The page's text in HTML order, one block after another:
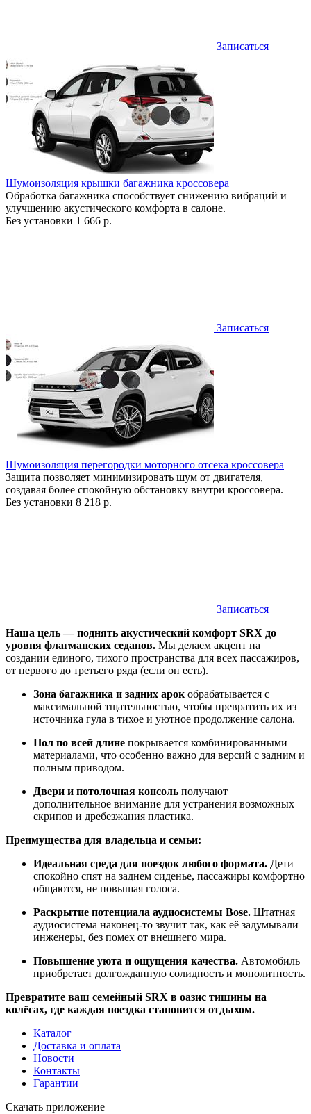
Записаться
Шумоизоляция крышки багажника кроссовера
Обработка багажника способствует снижению вибраций и
улучшению акустического комфорта в салоне.
Без установки 1 666 р.
Записаться
Шумоизоляция перегородки моторного отсека кроссовера
Защита позволяет минимизировать шум от двигателя,
создавая более спокойную обстановку внутри кроссовера.
Без установки 8 218 р.
Записаться
Наша цель — поднять акустический комфорт SRX до
уровня флагманских седанов. Мы делаем акцент на
создании единого, тихого пространства для всех пассажиров,
от первого до третьего ряда (если он есть).
Зона багажника и задних арок обрабатывается с
максимальной тщательностью, чтобы превратить их из
источника гула в тихое и уютное продолжение салона.
Пол по всей длине покрывается комбинированными
материалами, что особенно важно для версий с задним и
полным приводом.
Двери и потолочная консоль получают
дополнительное внимание для устранения возможных
скрипов и дребезжания пластика.
Преимущества для владельца и семьи:
Идеальная среда для поездок любого формата. Дети
спокойно спят на заднем сиденье, пассажиры комфортно
общаются, не повышая голоса.
Раскрытие потенциала аудиосистемы Bose. Штатная
аудиосистема наконец-то звучит так, как её задумывали
инженеры, без помех от внешнего мира.
Повышение уюта и ощущения качества. Автомобиль
приобретает долгожданную солидность и монолитность.
Превратите ваш семейный SRX в оазис тишины на
колёсах, где каждая поездка становится отдыхом.
Каталог
Доставка и оплата
Новости
Контакты
Гарантии
Скачать приложение